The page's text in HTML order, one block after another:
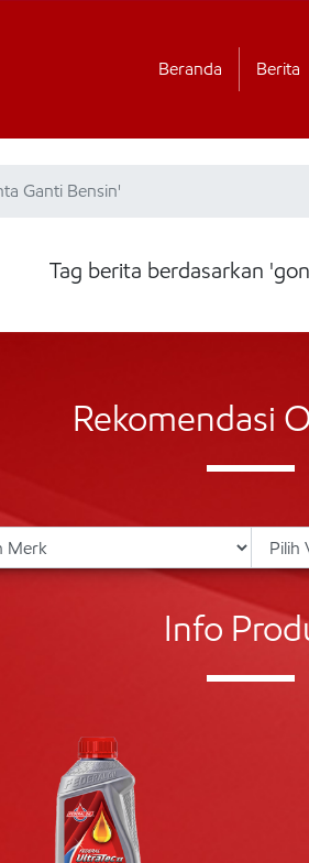
Beranda Berita
Ganti Bensin'
Tag berita berdasarkan
Rekomendasi
Info